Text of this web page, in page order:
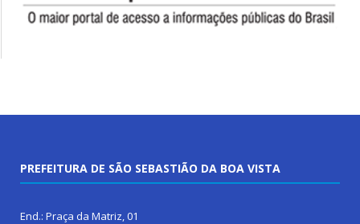
PREFEITURA DE SÃO SEBASTIÃO DA BOA VISTA
End.: Praça da Matriz, 01